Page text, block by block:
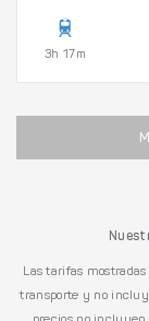
3h 17m
Las tarifas
transporte y no